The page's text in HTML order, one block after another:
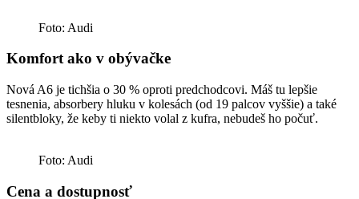
Foto: Audi
Komfort ako v obývačke
Nová A6 je tichšia o 30 % oproti predchodcovi. Máš tu lepšie
tesnenia, absorbery hluku v kolesách (od 19 palcov vyššie) a také
silentbloky, že keby ti niekto volal z kufra, nebudeš ho počuť.
Foto: Audi
Cena a dostupnosť